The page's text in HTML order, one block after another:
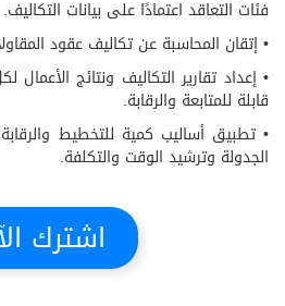
فئات التعاقد اعتمادًا على بيانات التكاليف.
• إتقان المحاسبة عن تكاليف عقود
• إعداد تقارير التكاليف ونتائج
قابلة للمتابعة والرقابة.
• تطبيق أساليب كمية للتخطيط
الجدولة وترشيد الوقت والتكلفة.
اشترك